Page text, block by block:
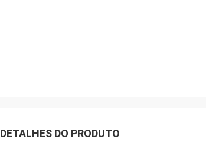
DETALHES DO PRODUTO